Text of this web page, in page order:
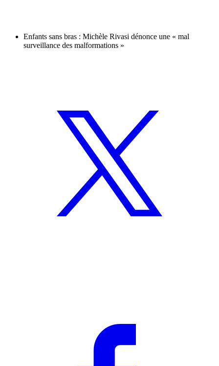
Enfants sans bras : Michèle Rivasi dénonce une « mal
surveillance des malformations »